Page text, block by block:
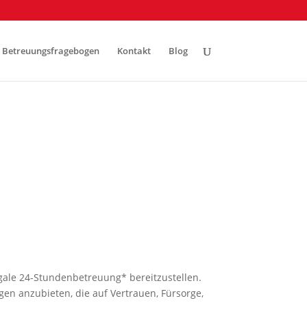
Betreuungsfragebogen Kontakt Blog
24-Stundenbetreuung* bereitzustellen.
anzubieten, die auf Vertrauen, Fürsorge,